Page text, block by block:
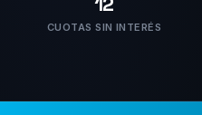
CUOTAS SIN INTERÉS